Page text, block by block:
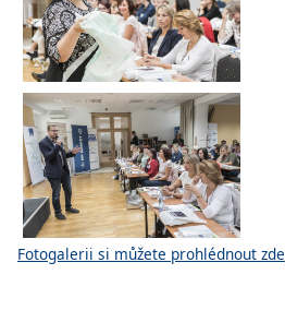
Fotogalerii si můžete prohlédnout zde